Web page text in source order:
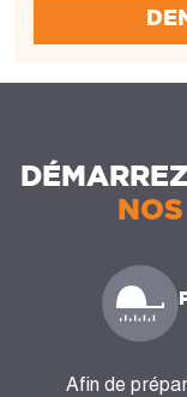
Afin de